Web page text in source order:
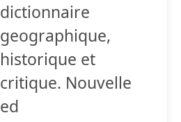
dictionnaire
geographique,
historique et
critique. Nouvelle
ed